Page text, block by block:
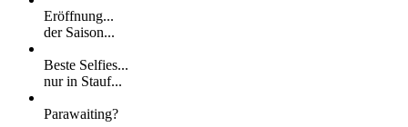
Eröffnung...
der Saison...
Beste Selfies...
nur in Stauf...
Parawaiting?